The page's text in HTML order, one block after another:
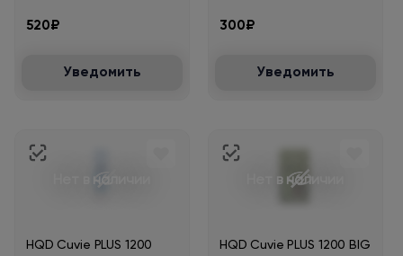
520₽
Уведомить
300₽
Уведомить
Нет в наличии
HQD Cuvie PLUS 1200
Нет в наличии
HQD Cuvie PLUS 1200 BIG